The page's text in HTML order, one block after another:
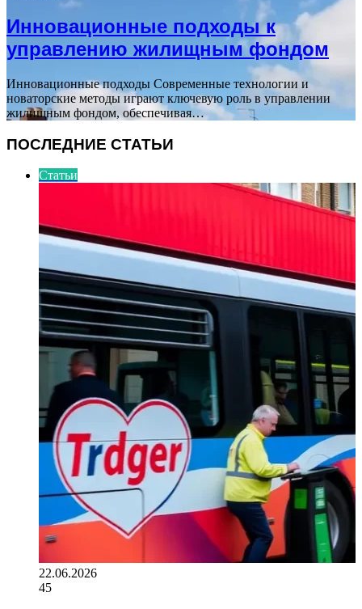
Инновационные подходы к
управлению жилищным фондом
Инновационные подходы Современные технологии и
новаторские методы играют ключевую роль в управлении
жилищным фондом, обеспечивая…
ПОСЛЕДНИЕ СТАТЬИ
Статьи
22.06.2026
45